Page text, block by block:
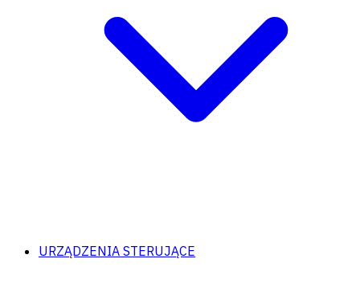
URZĄDZENIA STERUJĄCE